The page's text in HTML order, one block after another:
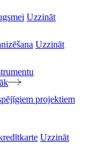
Uzzināt
Uzzināt
projektiem
Uzzināt